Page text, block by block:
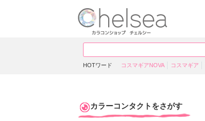
HOTワード コスマギアNOVA コスマギア
カラーコンタクトをさがす